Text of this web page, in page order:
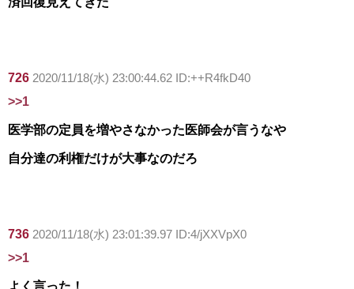
726 2020/11/18(水) 23:00:44.62 ID:++R4fkD40
>>1
医学部の定員を増やさなかった医師会が言うなや
自分達の利権だけが大事なのだろ
736 2020/11/18(水) 23:01:39.97 ID:4/jXXVpX0
>>1
よく言った！